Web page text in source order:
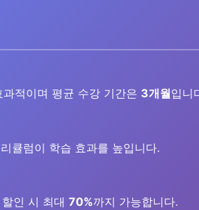
적이며 평균 수강 기간은 3개월입니
큘럼이 학습 효과를 높입니다.
인 시 최대 70%까지 가능합니다.